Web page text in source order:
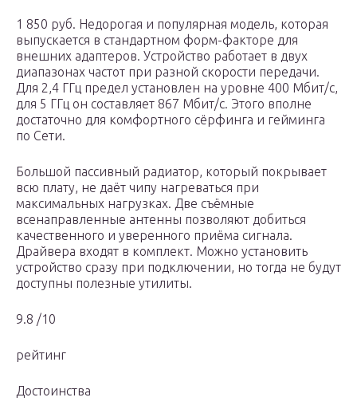
1 850 руб. Недорогая и популярная модель, которая
выпускается в стандартном форм-факторе для
внешних адаптеров. Устройство работает в двух
диапазонах частот при разной скорости передачи.
Для 2,4 ГГц предел установлен на уровне 400 Мбит/с,
для 5 ГГц он составляет 867 Мбит/с. Этого вполне
достаточно для комфортного сёрфинга и гейминга
по Сети.
Большой пассивный радиатор, который покрывает
всю плату, не даёт чипу нагреваться при
максимальных нагрузках. Две съёмные
всенаправленные антенны позволяют добиться
качественного и уверенного приёма сигнала.
Драйвера входят в комплект. Можно установить
устройство сразу при подключении, но тогда не будут
доступны полезные утилиты.
9.8 /10
рейтинг
Достоинства